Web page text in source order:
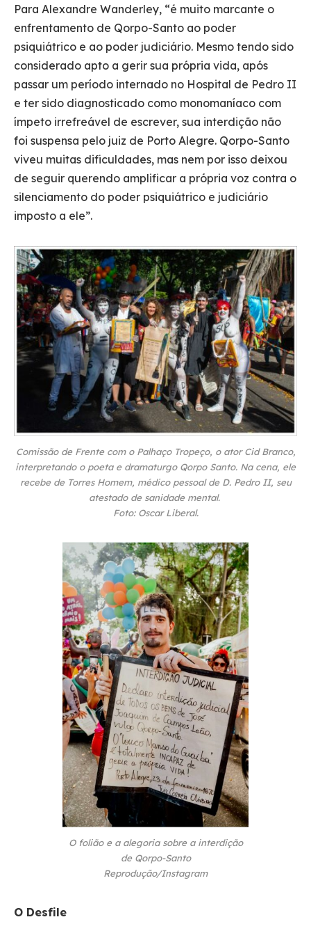
Para Alexandre Wanderley, “é muito marcante o
enfrentamento de Qorpo-Santo ao poder
psiquiátrico e ao poder judiciário. Mesmo tendo sido
considerado apto a gerir sua própria vida, após
passar um período internado no Hospital de Pedro II
e ter sido diagnosticado como monomaníaco com
ímpeto irrefreável de escrever, sua interdição não
foi suspensa pelo juiz de Porto Alegre. Qorpo-Santo
viveu muitas dificuldades, mas nem por isso deixou
de seguir querendo amplificar a própria voz contra o
silenciamento do poder psiquiátrico e judiciário
imposto a ele”.
Comissão de Frente com o Palhaço Tropeço, o ator Cid Branco,
interpretando o poeta e dramaturgo Qorpo Santo. Na cena, ele
recebe de Torres Homem, médico pessoal de D. Pedro II, seu
atestado de sanidade mental.
Foto: Oscar Liberal.
O folião e a alegoria sobre a interdição
de Qorpo-Santo
Reprodução/Instagram
O Desfile